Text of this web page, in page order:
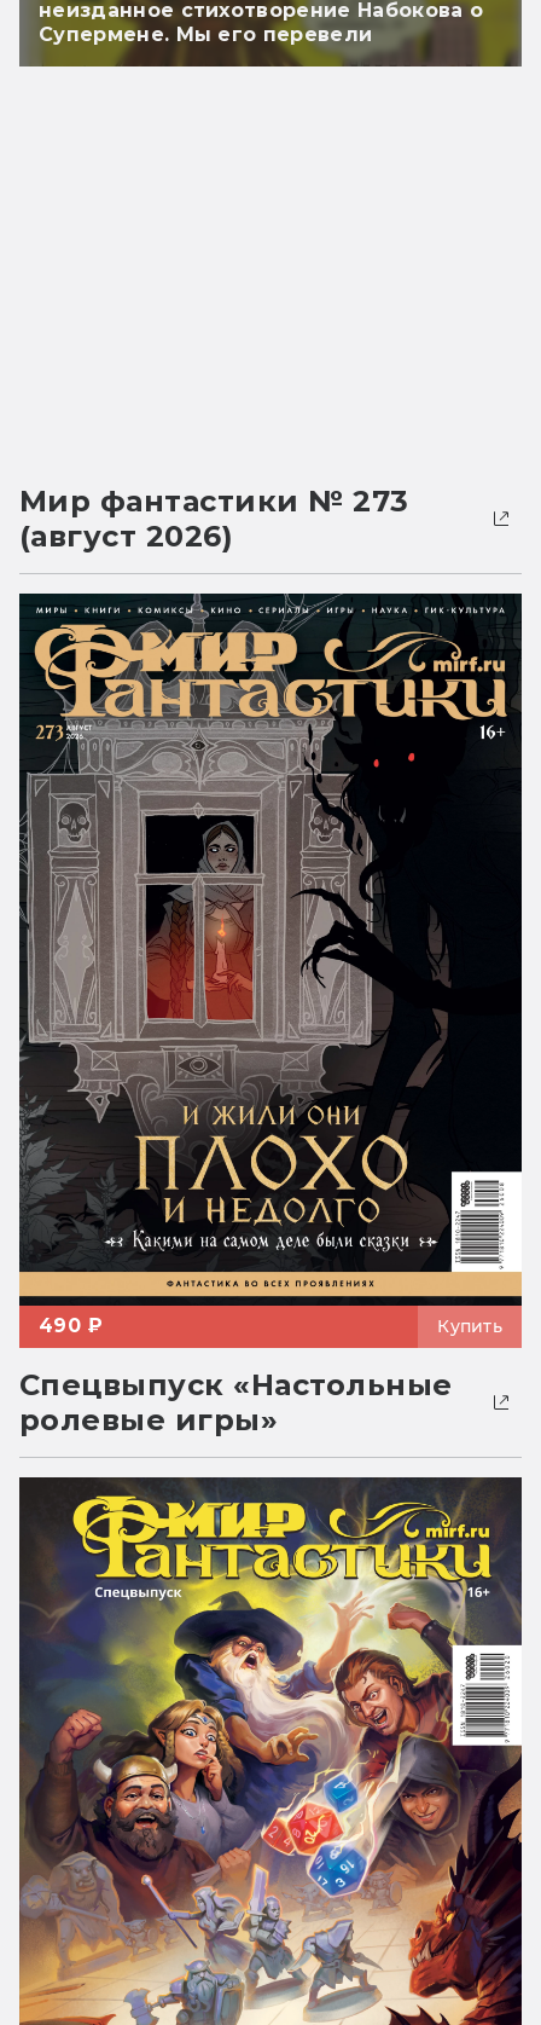
неизданное стихотворение Набокова о
Супермене. Мы его перевели
Мир фантастики № 273
(август 2026)
490 ₽ Купить
Спецвыпуск «Настольные
ролевые игры»